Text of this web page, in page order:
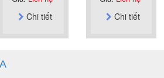
Chi tiết Chi tiết